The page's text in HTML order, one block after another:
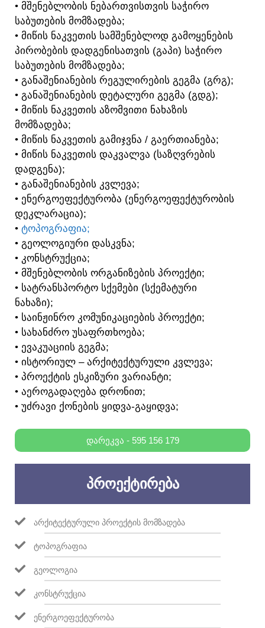
• ᲛᲨᲔᲜᲔᲑᲚᲝᲑᲘᲡ ᲜᲔᲑᲐᲠᲗᲕᲘᲡᲗᲕᲘᲡ ᲡᲐᲭᲘᲠᲝ
ᲡᲐᲑᲣᲗᲔᲑᲘᲡ ᲛᲝᲛᲖᲐᲓᲔᲑᲐ;
• ᲛᲘᲬᲘᲡ ᲜᲐᲙᲕᲔᲗᲘᲡ ᲡᲐᲛᲨᲔᲜᲔᲑᲚᲝᲓ ᲒᲐᲛᲝᲧᲔᲜᲔᲑᲘᲡ
ᲞᲘᲠᲝᲑᲔᲑᲘᲡ ᲓᲐᲓᲒᲔᲜᲘᲡᲐᲗᲕᲘᲡ (ᲒᲐᲞᲘ) ᲡᲐᲭᲘᲠᲝ
ᲡᲐᲑᲣᲗᲔᲑᲘᲡ ᲛᲝᲛᲖᲐᲓᲔᲑᲐ;
• ᲒᲐᲜᲐᲨᲔᲜᲘᲐᲜᲔᲑᲘᲡ ᲠᲔᲒᲣᲚᲘᲠᲔᲑᲘᲡ ᲒᲔᲒᲛᲐ (ᲒᲠᲒ);
• ᲒᲐᲜᲐᲨᲔᲜᲘᲐᲜᲔᲑᲘᲡ ᲓᲔᲢᲐᲚᲣᲠᲘ ᲒᲔᲒᲛᲐ (ᲒᲓᲒ);
• ᲛᲘᲬᲘᲡ ᲜᲐᲙᲕᲔᲗᲘᲡ ᲐᲖᲝᲛᲕᲘᲗᲘ ᲜᲐᲮᲐᲖᲘᲡ
ᲛᲝᲛᲖᲐᲓᲔᲑᲐ;
• ᲛᲘᲬᲘᲡ ᲜᲐᲙᲕᲔᲗᲘᲡ ᲒᲐᲛᲘᲯᲕᲜᲐ / ᲒᲐᲔᲠᲗᲘᲐᲜᲔᲑᲐ;
• ᲛᲘᲬᲘᲡ ᲜᲐᲙᲕᲔᲗᲘᲡ ᲓᲐᲙᲕᲐᲚᲕᲐ (ᲡᲐᲖᲦᲕᲠᲔᲑᲘᲡ
ᲓᲐᲓᲒᲔᲜᲐ);
• ᲒᲐᲜᲐᲨᲔᲜᲘᲐᲜᲔᲑᲘᲡ ᲙᲕᲚᲔᲕᲐ;
• ᲔᲜᲔᲠᲒᲝᲔᲤᲔᲥᲢᲣᲠᲝᲑᲐ (ᲔᲜᲔᲠᲒᲝᲔᲤᲔᲥᲢᲣᲠᲝᲑᲘᲡ
ᲓᲔᲙᲚᲐᲠᲐᲪᲘᲐ);
• ᲢᲝᲞᲝᲒᲠᲐᲤᲘᲐ;
• ᲒᲔᲝᲚᲝᲒᲘᲣᲠᲘ ᲓᲐᲡᲙᲕᲜᲐ;
• ᲙᲝᲜᲡᲢᲠᲣᲥᲪᲘᲐ;
• ᲛᲨᲔᲜᲔᲑᲚᲝᲑᲘᲡ ᲝᲠᲒᲐᲜᲘᲖᲔᲑᲘᲡ ᲞᲠᲝᲔᲥᲢᲘ;
• ᲡᲐᲢᲠᲐᲜᲡᲞᲝᲠᲢᲝ ᲡᲥᲔᲛᲔᲑᲘ (ᲡᲥᲔᲛᲐᲢᲣᲠᲘ
ᲜᲐᲮᲐᲖᲘ);
• ᲡᲐᲘᲜᲟᲘᲜᲠᲝ ᲙᲝᲛᲣᲜᲘᲙᲐᲪᲘᲔᲑᲘᲡ ᲞᲠᲝᲔᲥᲢᲘ;
• ᲡᲐᲮᲐᲜᲫᲠᲝ ᲣᲡᲐᲤᲠᲗᲮᲝᲔᲑᲐ;
• ᲔᲕᲐᲙᲣᲐᲪᲘᲘᲡ ᲒᲔᲒᲛᲐ;
• ᲘᲡᲢᲝᲠᲘᲣᲚ – ᲐᲠᲥᲘᲢᲔᲥᲢᲣᲠᲣᲚᲘ ᲙᲕᲚᲔᲕᲐ;
• ᲞᲠᲝᲔᲥᲢᲘᲡ ᲔᲡᲙᲘᲖᲣᲠᲘ ᲕᲐᲠᲘᲐᲜᲢᲘ;
• ᲐᲔᲠᲝᲒᲐᲓᲐᲦᲔᲑᲐ ᲓᲠᲝᲜᲘᲗ;
• ᲣᲫᲠᲐᲕᲘ ᲥᲝᲜᲔᲑᲘᲡ ᲧᲘᲓᲕᲐ-ᲒᲐᲧᲘᲓᲕᲐ;
ᲓᲐᲠᲔᲙᲕᲐ - 595 156 179
ᲞᲠᲝᲔᲥᲢᲘᲠᲔᲑᲐ
ᲐᲠᲥᲘᲢᲔᲥᲢᲣᲠᲣᲚᲘ ᲞᲠᲝᲔᲥᲢᲘᲡ ᲛᲝᲛᲖᲐᲓᲔᲑᲐ
ᲢᲝᲞᲝᲒᲠᲐᲤᲘᲐ
ᲒᲔᲝᲚᲝᲒᲘᲐ
ᲙᲝᲜᲡᲢᲠᲣᲥᲪᲘᲐ
ᲔᲜᲔᲠᲒᲝᲔᲤᲔᲥᲢᲣᲠᲝᲑᲐ